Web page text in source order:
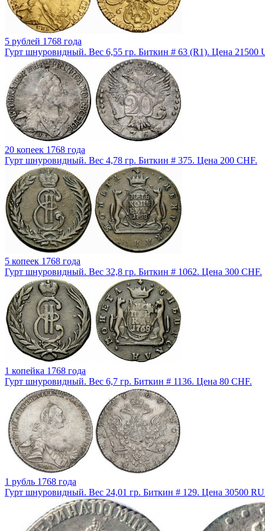
5 рублей 1768 года
Гурт шнуровидный. Вес 6,55 гр. Биткин # 63 (R1). Цена 21500
20 копеек 1768 года
Гурт шнуровидный. Вес 4,78 гр. Биткин # 375. Цена 200 CHF.
5 копеек 1768 года
Гурт шнуровидный. Вес 32,8 гр. Биткин # 1062. Цена 300 CHF.
1 копейка 1768 года
Гурт шнуровидный. Вес 6,7 гр. Биткин # 1136. Цена 80 CHF.
1 рубль 1768 года
Гурт шнуровидный. Вес 24,01 гр. Биткин # 129. Цена 30500